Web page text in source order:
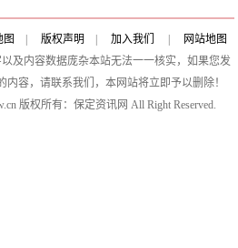
图 版权声明 加入我们
网站地图
及内容数据庞杂本站无法一一核实，如果您发
容，请联系我们，本网站将立即予以删除！
版权所有：保定资讯网 All Right Reserved.